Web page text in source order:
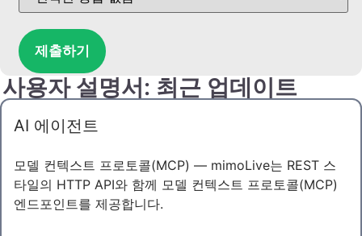
제출하기
사용자 설명서: 최근 업데이트
AI 에이전트
모델 컨텍스트 프로토콜(MCP) — mimoLive는 REST 스
타일의 HTTP API와 함께 모델 컨텍스트 프로토콜(MCP)
엔드포인트를 제공합니다.